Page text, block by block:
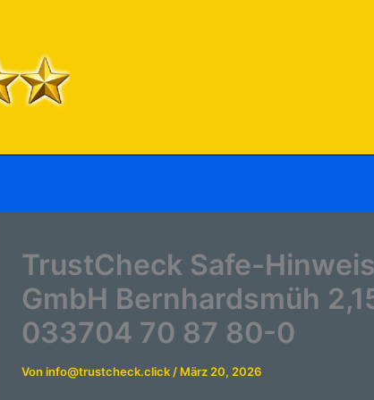
TrustCheck Safe-
GmbH Bernhardsmüh
033704 70 87 80-0
Von info@trustcheck.click / März 20, 2026